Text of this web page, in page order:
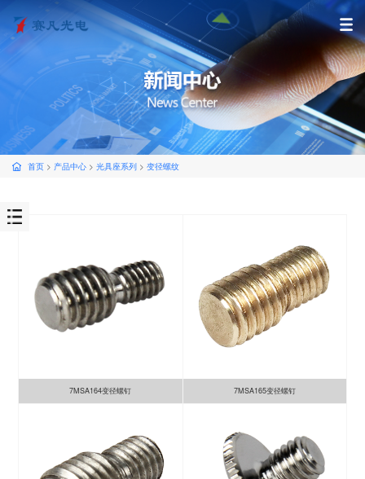
首页 > 产品中心 > 光具座系列 > 变径螺纹
7MSA164变径螺钉 7MSA165变径螺钉